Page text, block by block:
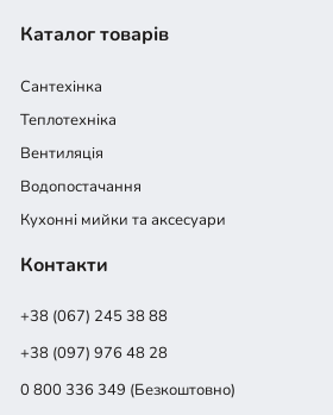
Каталог товарів
Сантехінка
Теплотехніка
Вентиляція
Водопостачання
Кухонні мийки та аксесуари
Контакти
+38 (067) 245 38 88
+38 (097) 976 48 28
0 800 336 349 (Безкоштовно)